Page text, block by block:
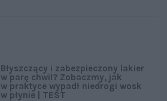
Błyszczący i zabezpieczony lakier
w parę chwil? Zobaczmy, jak
w praktyce wypadł niedrogi wosk
w płynie | TEST